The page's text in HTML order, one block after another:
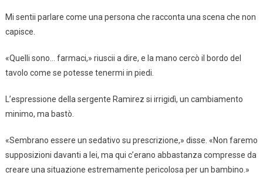
Mi sentii parlare come una persona che racconta una scena che non
capisce.
«Quelli sono… farmaci,» riuscii a dire, e la mano cercò il bordo del
tavolo come se potesse tenermi in piedi.
L’espressione della sergente Ramirez si irrigidì, un cambiamento
minimo, ma bastò.
«Sembrano essere un sedativo su prescrizione,» disse. «Non faremo
supposizioni davanti a lei, ma qui c’erano abbastanza compresse da
creare una situazione estremamente pericolosa per un bambino.»